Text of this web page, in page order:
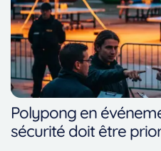
Polypong en
sécurité doit être